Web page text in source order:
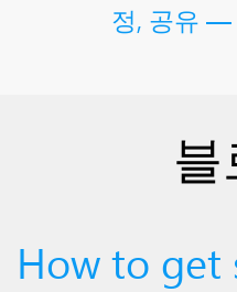
정, 공유 —
How to get